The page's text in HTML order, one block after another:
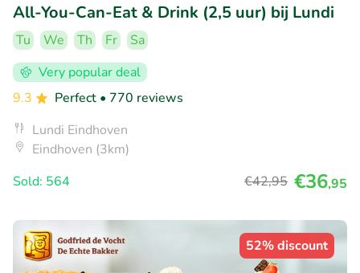
All-You-Can-Eat & Drink (2,5 uur) bij Lundi
Tu We Th Fr
Sa
Very popular deal
9.3
Perfect • 770 reviews
Lundi Eindhoven
Eindhoven (3km)
Sold: 564
€42,95 €36,95
52% discount